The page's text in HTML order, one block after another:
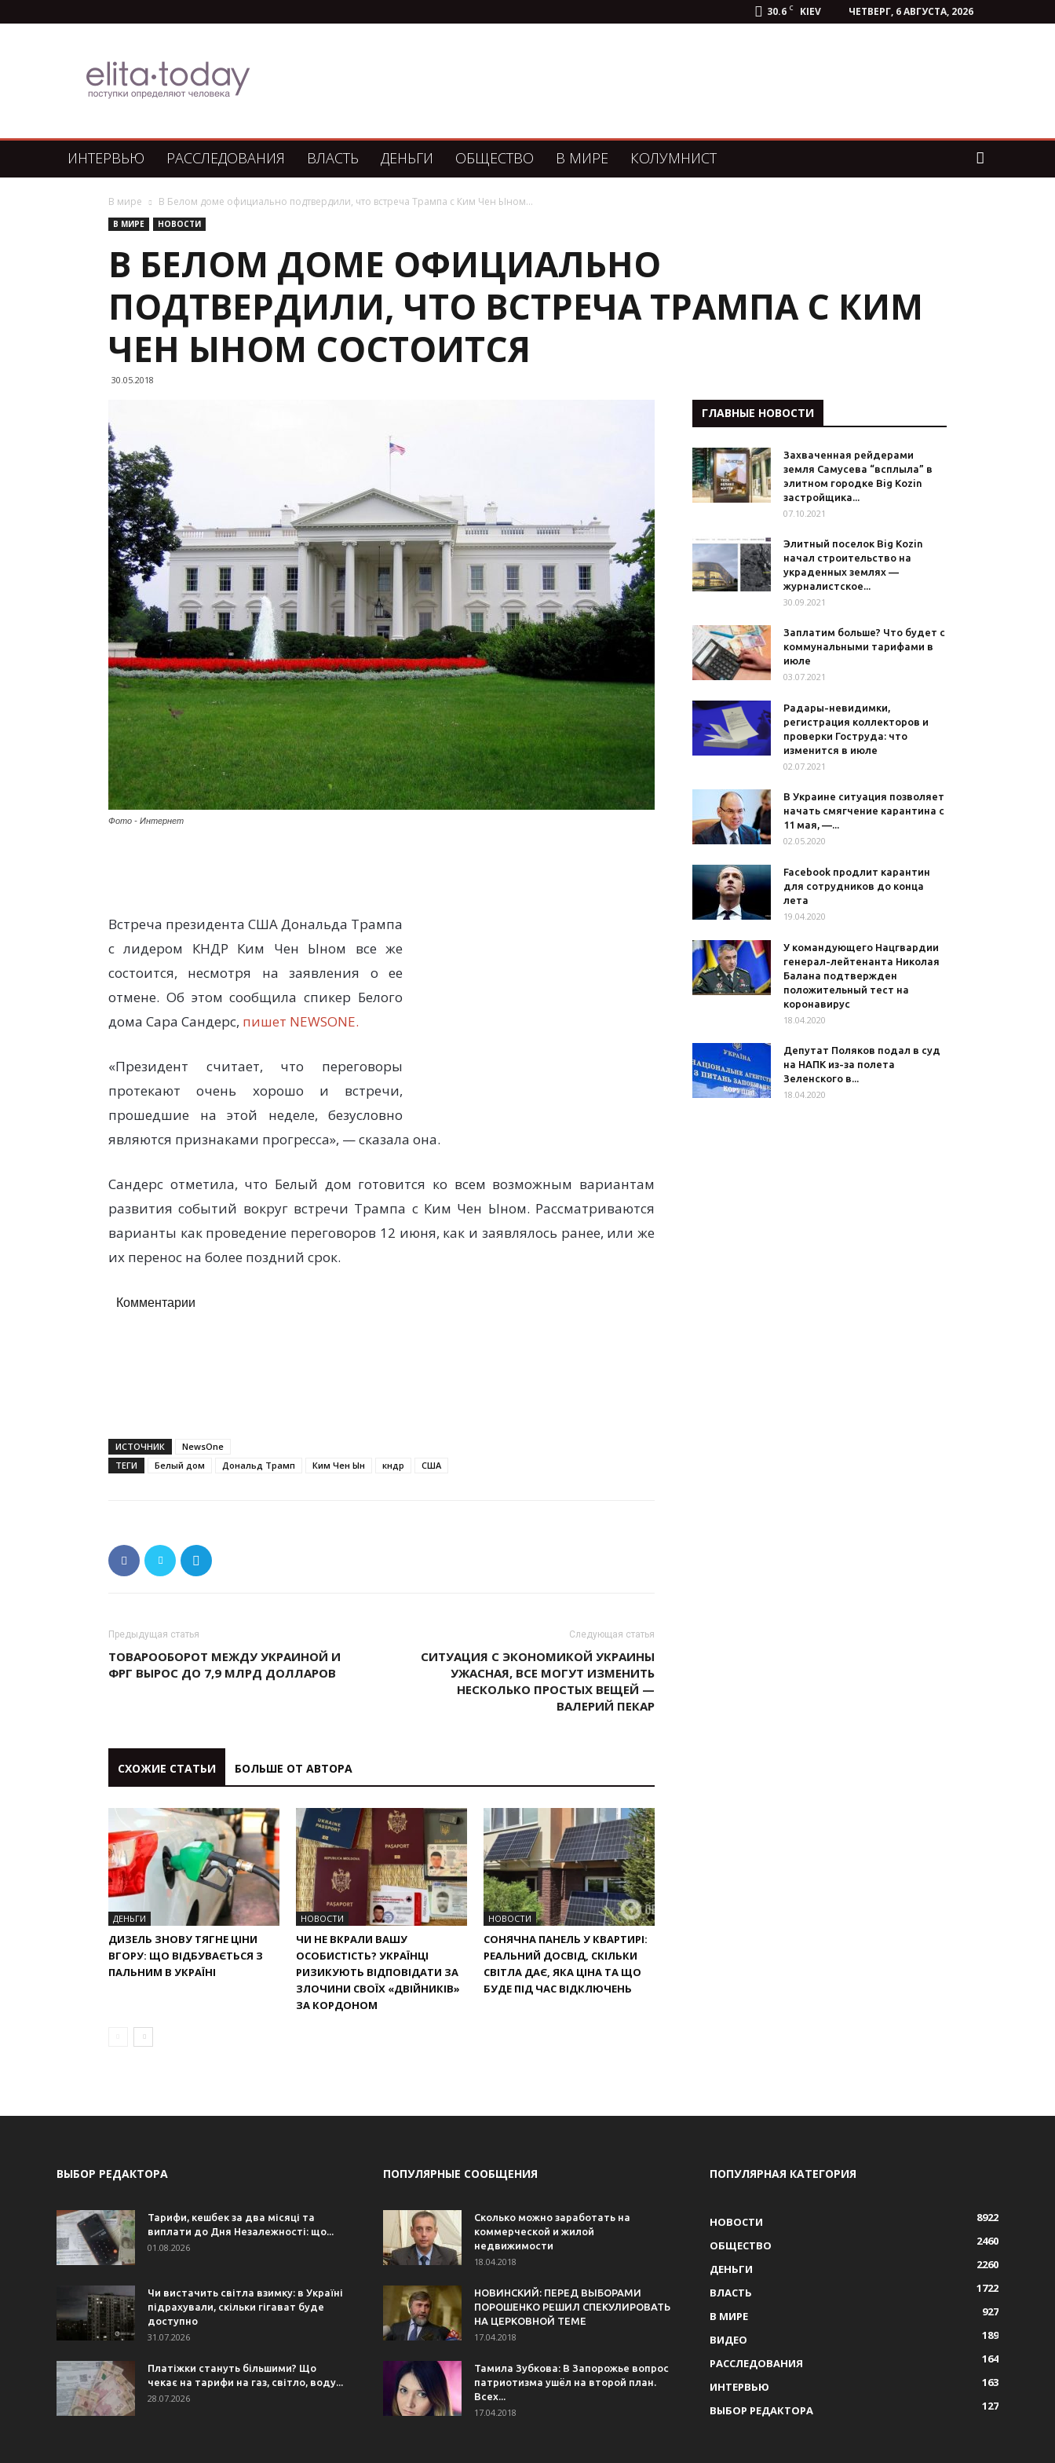
30.6 C KIEV ЧЕТВЕРГ, 6 АВГУСТА, 2026
Сегодня
ИНТЕРВЬЮ РАССЛЕДОВАНИЯ ВЛАСТЬ ДЕНЬГИ ОБЩЕСТВО В МИРЕ КОЛУМНИСТ
В мире В Белом доме официально подтвердили, что встреча Трампа с Ким Чен Ыном...
В МИРЕ НОВОСТИ
В БЕЛОМ ДОМЕ ОФИЦИАЛЬНО
ПОДТВЕРДИЛИ, ЧТО ВСТРЕЧА ТРАМПА С КИМ
ЧЕН ЫНОМ СОСТОИТСЯ
30.05.2018
Фото - Интернет
Встреча президента США Дональда Трампа
с лидером КНДР Ким Чен Ыном все же
состоится, несмотря на заявления о ее
отмене. Об этом сообщила спикер Белого
дома Сара Сандерс, пишет NEWSONE.
«Президент считает, что переговоры
протекают очень хорошо и встречи,
прошедшие на этой неделе, безусловно
являются признаками прогресса», — сказала она.
Сандерс отметила, что Белый дом готовится ко всем возможным вариантам
развития событий вокруг встречи Трампа с Ким Чен Ыном. Рассматриваются
варианты как проведение переговоров 12 июня, как и заявлялось ранее, или же
их перенос на более поздний срок.
Комментарии
ИСТОЧНИК
NewsOne
ТЕГИ
Белый дом Дональд Трамп Ким Чен Ын кндр США
Предыдущая статья
ТОВАРООБОРОТ МЕЖДУ УКРАИНОЙ И
ФРГ ВЫРОС ДО 7,9 МЛРД ДОЛЛАРОВ
Следующая статья
СИТУАЦИЯ С ЭКОНОМИКОЙ УКРАИНЫ
УЖАСНАЯ, ВСЕ МОГУТ ИЗМЕНИТЬ
НЕСКОЛЬКО ПРОСТЫХ ВЕЩЕЙ —
ВАЛЕРИЙ ПЕКАР
СХОЖИЕ СТАТЬИ БОЛЬШЕ ОТ АВТОРА
ДЕНЬГИ
ДИЗЕЛЬ ЗНОВУ ТЯГНЕ ЦІНИ
ВГОРУ: ЩО ВІДБУВАЄТЬСЯ З
ПАЛЬНИМ В УКРАЇНІ
НОВОСТИ
ЧИ НЕ ВКРАЛИ ВАШУ
ОСОБИСТІСТЬ? УКРАЇНЦІ
РИЗИКУЮТЬ ВІДПОВІДАТИ ЗА
ЗЛОЧИНИ СВОЇХ «ДВІЙНИКІВ»
ЗА КОРДОНОМ
НОВОСТИ
СОНЯЧНА ПАНЕЛЬ У КВАРТИРІ:
РЕАЛЬНИЙ ДОСВІД, СКІЛЬКИ
СВІТЛА ДАЄ, ЯКА ЦІНА ТА ЩО
БУДЕ ПІД ЧАС ВІДКЛЮЧЕНЬ
ГЛАВНЫЕ НОВОСТИ
Захваченная рейдерами
земля Самусева “всплыла” в
элитном городке Big Kozin
застройщика...
07.10.2021
Элитный поселок Big Kozin
начал строительство на
украденных землях —
журналистское...
30.09.2021
Заплатим больше? Что будет с
коммунальными тарифами в
июле
03.07.2021
Радары-невидимки,
регистрация коллекторов и
проверки Гоструда: что
изменится в июле
02.07.2021
В Украине ситуация позволяет
начать смягчение карантина с
11 мая, —...
02.05.2020
Facebook продлит карантин
для сотрудников до конца
лета
19.04.2020
У командующего Нацгвардии
генерал-лейтенанта Николая
Балана подтвержден
положительный тест на
коронавирус
18.04.2020
Депутат Поляков подал в суд
на НАПК из-за полета
Зеленского в...
18.04.2020
ВЫБОР РЕДАКТОРА
Тарифи, кешбек за два місяці та
виплати до Дня Незалежності: що...
01.08.2026
Чи вистачить світла взимку: в Україні
підрахували, скільки гігават буде
доступно
31.07.2026
Платіжки стануть більшими? Що
чекає на тарифи на газ, світло, воду...
28.07.2026
ПОПУЛЯРНЫЕ СООБЩЕНИЯ
Сколько можно заработать на
коммерческой и жилой
недвижимости
18.04.2018
НОВИНСКИЙ: ПЕРЕД ВЫБОРАМИ
ПОРОШЕНКО РЕШИЛ СПЕКУЛИРОВАТЬ
НА ЦЕРКОВНОЙ ТЕМЕ
17.04.2018
Тамила Зубкова: В Запорожье вопрос
патриотизма ушёл на второй план.
Всех...
17.04.2018
ПОПУЛЯРНАЯ КАТЕГОРИЯ
НОВОСТИ
8922
ОБЩЕСТВО
2460
ДЕНЬГИ
2260
ВЛАСТЬ
1722
В МИРЕ
927
ВИДЕО
189
РАССЛЕДОВАНИЯ
164
ИНТЕРВЬЮ
163
ВЫБОР РЕДАКТОРА
127